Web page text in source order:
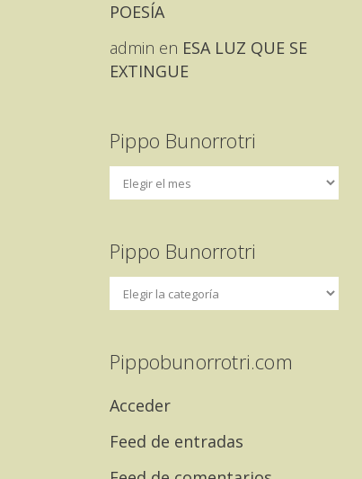
POESÍA
admin en ESA LUZ QUE SE
EXTINGUE
Pippo Bunorrotri
Pippo Bunorrotri
Pippobunorrotri.com
Acceder
Feed de entradas